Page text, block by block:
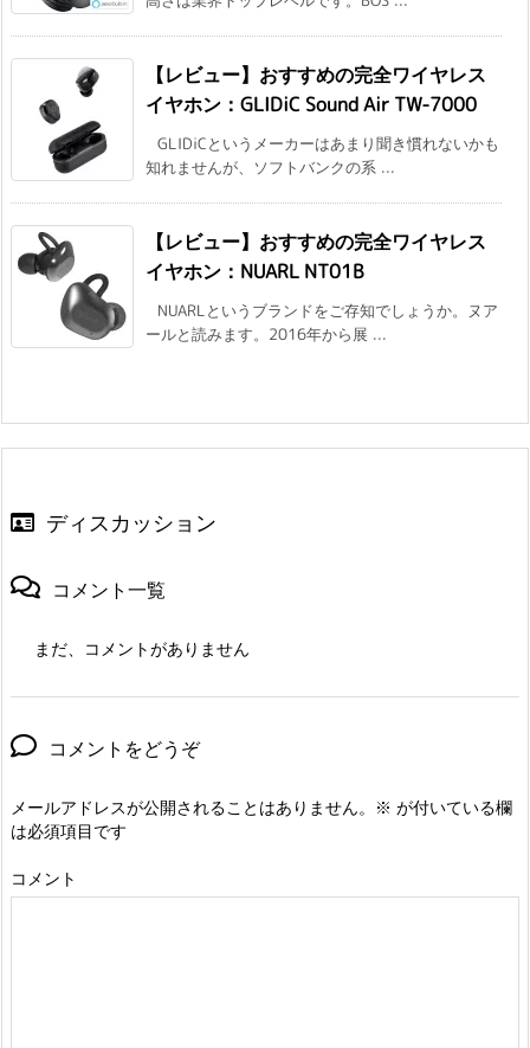
【レビュー】おすすめの完全ワイヤレス
イヤホン：GLIDiC Sound Air TW-7000
GLIDiCというメーカーはあまり聞き慣れないかも
知れませんが、ソフトバンクの系 ...
【レビュー】おすすめの完全ワイヤレス
イヤホン：NUARL NT01B
NUARLというブランドをご存知でしょうか。ヌア
ールと読みます。2016年から展 ...
ディスカッション
コメント一覧
まだ、コメントがありません
コメントをどうぞ
メールアドレスが公開されることはありません。 ※ が付いている欄
は必須項目です
コメント